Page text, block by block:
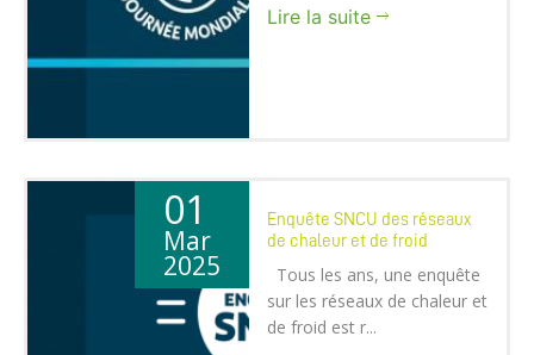
Lire la suite
01
Mar
2025
Enquête SNCU des réseaux
de chaleur et de froid
Tous les ans, une enquête
sur les réseaux de chaleur et
de froid est r...